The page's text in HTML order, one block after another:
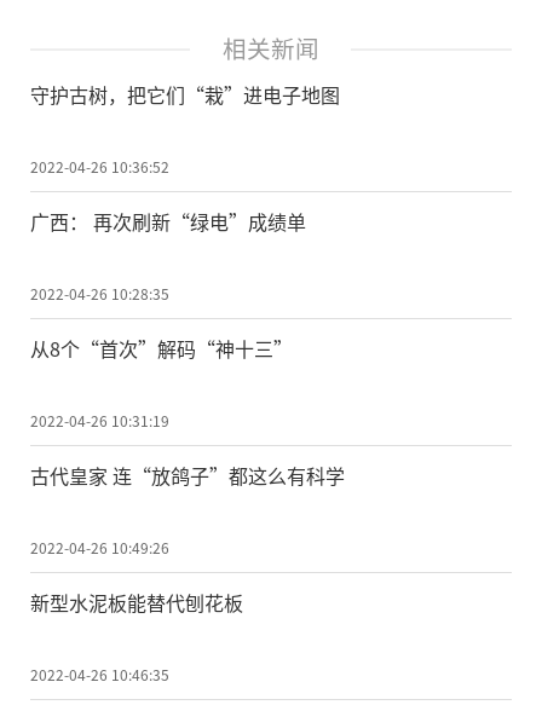
相关新闻
守护古树，把它们“栽”进电子地图
2022-04-26 10:36:52
广西： 再次刷新“绿电”成绩单
2022-04-26 10:28:35
从8个“首次”解码“神十三”
2022-04-26 10:31:19
古代皇家 连“放鸽子”都这么有科学
2022-04-26 10:49:26
新型水泥板能替代刨花板
2022-04-26 10:46:35